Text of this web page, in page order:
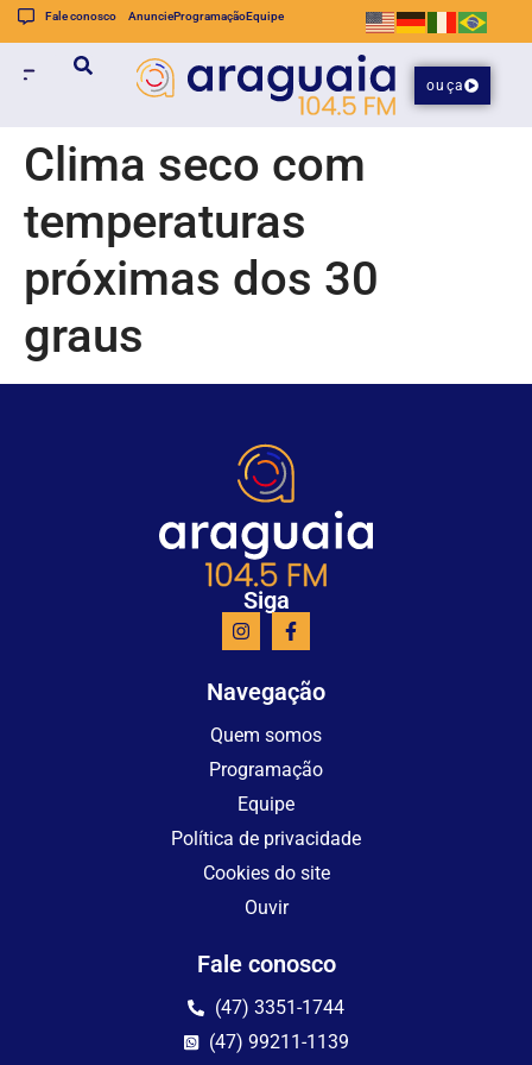
Fale conosco AnuncieProgramaçãoEquipe
ouça
Clima seco com
temperaturas
próximas dos 30
graus
Siga
Navegação
Quem somos
Programação
Equipe
Política de privacidade
Cookies do site
Ouvir
Fale conosco
(47) 3351-1744
(47) 99211-1139